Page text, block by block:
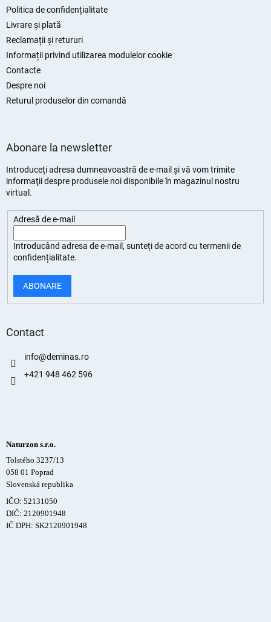
Politica de confidențialitate
Livrare și plată
Reclamații și retururi
Informații privind utilizarea modulelor cookie
Contacte
Despre noi
Returul produselor din comandă
Abonare la newsletter
Introduceţi adresa dumneavoastră de e-mail şi vă vom trimite
informaţii despre produsele noi disponibile în magazinul nostru
virtual.
Adresă de e-mail
Introducând adresa de e-mail, sunteți deacord cu termenii de
confidențialitate.
ABONARE
Contact
info@deminas.ro
+421 948 462 596
Naturzon s.r.o.
Tolstého 3237/13
058 01 Poprad
Slovenská republika
IČO: 52131050
DIČ: 2120901948
IČ DPH: SK2120901948